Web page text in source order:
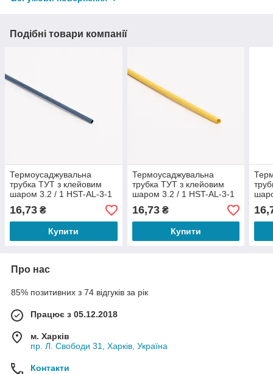
Подібні товари компанії
Термоусаджувальна
трубка ТУТ з клейовим
шаром 3.2 / 1 HST-AL-3-1
16,73 ₴
Купити
Термоусаджувальна
трубка ТУТ з клейовим
шаром 3.2 / 1 HST-AL-3-1
16,73₴
Купити
Про нас
85% позитивних з 74 відгуків за рік
Працює з 05.12.2018
м. Харків
пр. Л. Свободи 31, Харків, Україна
Контакти